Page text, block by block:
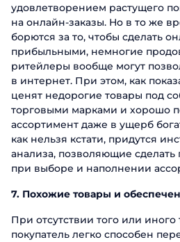
удовлетворением растущего
на онлайн-заказы. Но в то же
борются за то, чтобы сделать
прибыльными, немногие
ритейлеры вообще могут
в интернет. При этом, как
ценят недорогие товары под
торговыми марками и хорошо
ассортимент даже в ущерб
как нельзя кстати, придутся
анализа, позволяющие
при выборе и наполнении
7. Похожие товары и
При отсутствии того или иного
покупатель легко способен